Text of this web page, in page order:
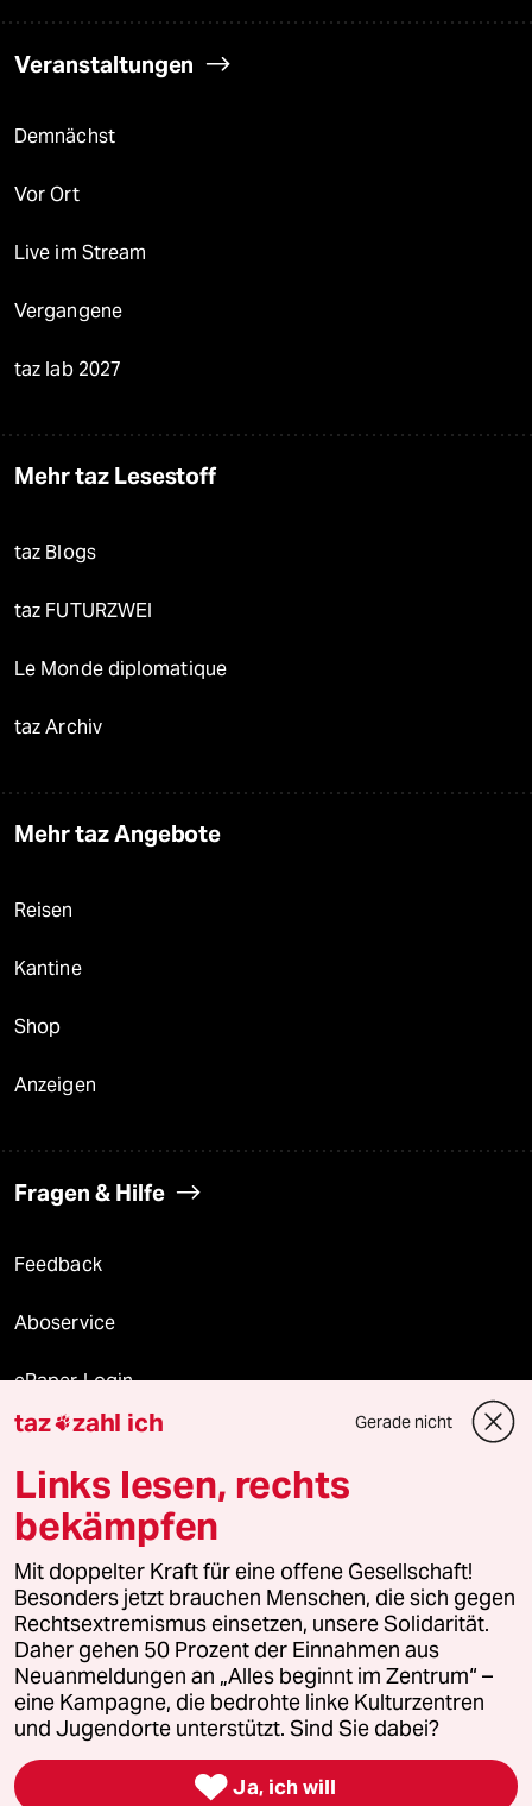
Veranstaltungen
Demnächst
Vor Ort
Live im Stream
Vergangene
taz lab 2027
Mehr taz Lesestoff
taz Blogs
taz FUTURZWEI
Le Monde diplomatique
taz Archiv
Mehr taz Angebote
Reisen
Kantine
Shop
Anzeigen
Fragen & Hilfe
Feedback
Aboservice
ePaper Login
Downloads für Abonnierende
© 2026 taz Verlags und Vertriebs GmbH
Alle Rechte vorbehalten. Bei rechtlichen Fragen oder für Genehmigungen
wenden Sie sich bitte an lizenzen@taz.de
Feedback Redaktionsstatut Kommune-Richtlinien
Leitlinie Informant Datenschutz Impressum AGB
Seitenwende Einwilligungen widerrufen (Ads)
taz zahl ich Gerade nicht
Links lesen, rechts
bekämpfen
Mit doppelter Kraft für eine offene Gesellschaft!
Besonders jetzt brauchen Menschen, die sich gegen
Rechtsextremismus einsetzen, unsere Solidarität.
Daher gehen 50 Prozent der Einnahmen aus
Neuanmeldungen an „Alles beginnt im Zentrum“ –
eine Kampagne, die bedrohte linke Kulturzentren
und Jugendorte unterstützt. Sind Sie dabei?
 Ja, ich will